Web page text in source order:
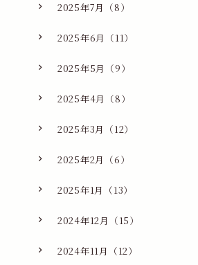
2025年7月（8）
2025年6月（11）
2025年5月（9）
2025年4月（8）
2025年3月（12）
2025年2月（6）
2025年1月（13）
2024年12月（15）
2024年11月（12）